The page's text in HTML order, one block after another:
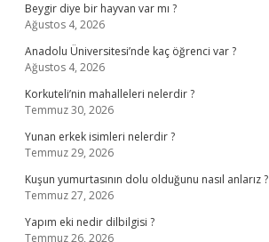
Beygir diye bir hayvan var mı ?
Ağustos 4, 2026
Anadolu Üniversitesi’nde kaç öğrenci var ?
Ağustos 4, 2026
Korkuteli’nin mahalleleri nelerdir ?
Temmuz 30, 2026
Yunan erkek isimleri nelerdir ?
Temmuz 29, 2026
Kuşun yumurtasının dolu olduğunu nasıl anlarız ?
Temmuz 27, 2026
Yapım eki nedir dilbilgisi ?
Temmuz 26, 2026